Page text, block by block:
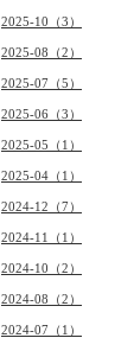
2025-10（3）
2025-08（2）
2025-07（5）
2025-06（3）
2025-05（1）
2025-04（1）
2024-12（7）
2024-11（1）
2024-10（2）
2024-08（2）
2024-07（1）